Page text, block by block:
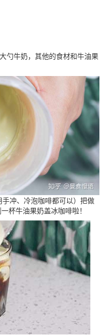
勺牛奶，其他的食材和牛油果
冲、冷泡咖啡都可以）把做
杯牛油果奶盖冰咖啡啦！